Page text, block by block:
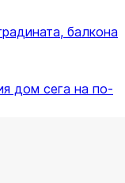
балкона
дом сега на по-